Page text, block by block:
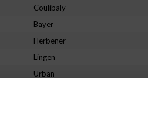
Coulibaly
Bayer
Herbener
Lingen
Urban